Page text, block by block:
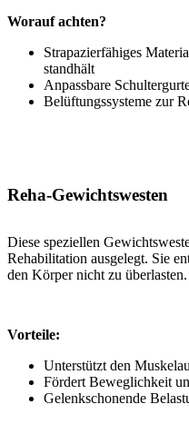
Worauf achten?
Strapazierfähiges
standhält
Anpassbare
Belüftungssysteme zur
Reha-Gewichtswesten
Diese speziellen
Rehabilitation ausgelegt. Sie
den Körper nicht zu überlasten.
Vorteile:
Unterstützt den
Fördert Beweglichkeit
Gelenkschonende